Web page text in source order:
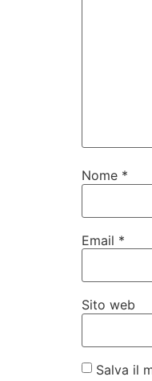
Nome *
Email *
Sito web
Salva il